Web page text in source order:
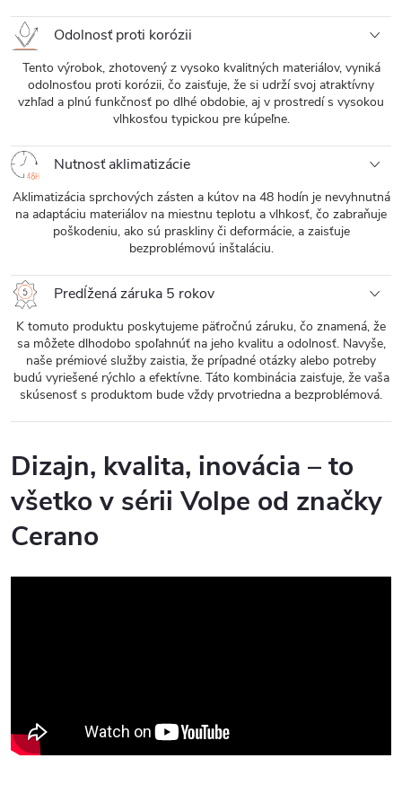
Odolnosť proti korózii
Tento výrobok, zhotovený z vysoko kvalitných materiálov, vyniká
odolnosťou proti korózii, čo zaisťuje, že si udrží svoj atraktívny
vzhľad a plnú funkčnosť po dlhé obdobie, aj v prostredí s vysokou
vlhkosťou typickou pre kúpeľne.
Nutnosť aklimatizácie
Aklimatizácia sprchových zásten a kútov na 48 hodín je nevyhnutná
na adaptáciu materiálov na miestnu teplotu a vlhkosť, čo zabraňuje
poškodeniu, ako sú praskliny či deformácie, a zaisťuje
bezproblémovú inštaláciu.
Predĺžená záruka 5 rokov
K tomuto produktu poskytujeme päťročnú záruku, čo znamená, že
sa môžete dlhodobo spoľahnúť na jeho kvalitu a odolnosť. Navyše,
naše prémiové služby zaistia, že prípadné otázky alebo potreby
budú vyriešené rýchlo a efektívne. Táto kombinácia zaisťuje, že vaša
skúsenosť s produktom bude vždy prvotriedna a bezproblémová.
Dizajn, kvalita, inovácia – to
všetko v sérii Volpe od značky
Cerano